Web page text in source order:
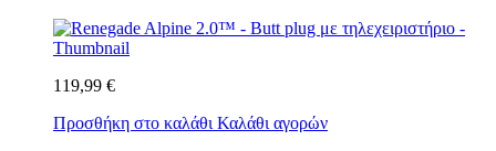
119,99 €
Προσθήκη στο καλάθι Καλάθι αγορών